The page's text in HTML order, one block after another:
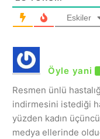
Eskiler
Öyle yani
Resmen ünlü
indirmesini istediği
yüzden kadın
medya ellerinde